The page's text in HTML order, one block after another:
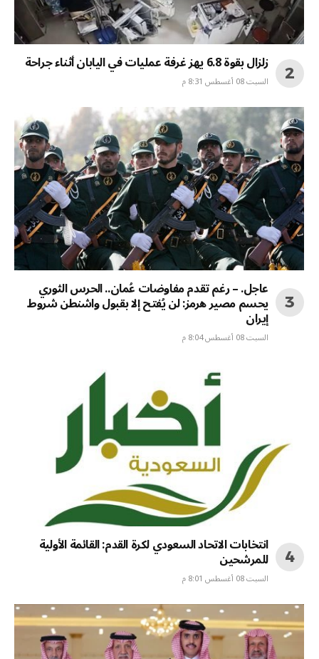
زلزال بقوة 6.8 يهز غرفة عمليات في اليابان أثناء جراحة
السبت 08 أغسطس 8:31 م
عاجل. – رغم تقدم مفاوضات عُمان.. الحرس الثوري
يحسم مصير هرمز: لن يُفتح إلا بقبول واشنطن شروط
إيران
السبت 08 أغسطس 8:04 م
انتخابات الاتحاد السعودي لكرة القدم: القائمة الأولية
للمرشحين
السبت 08 أغسطس 8:01 م